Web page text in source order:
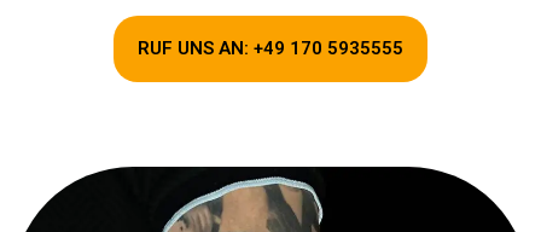
RUF UNS AN: +49 170 5935555